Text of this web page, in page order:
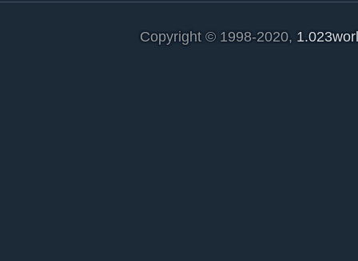
Copyright © 1998-2020,